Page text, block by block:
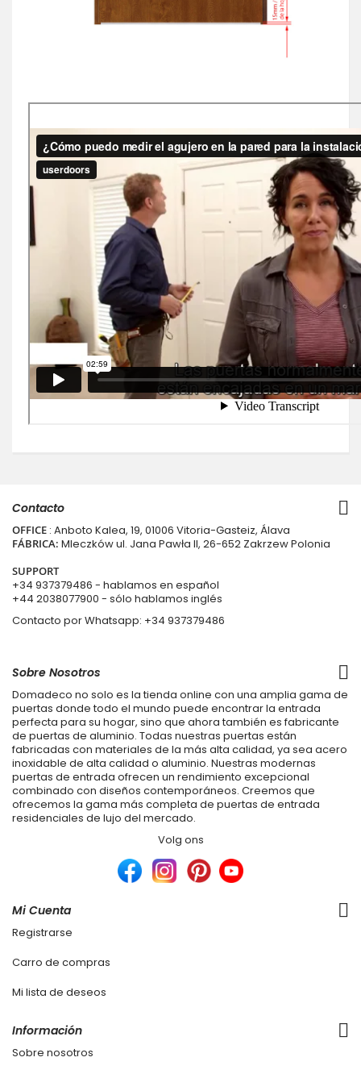
Contacto
OFFICE : Anboto Kalea, 19, 01006 Vitoria-Gasteiz, Álava
FÁBRICA: Mleczków ul. Jana Pawła II, 26-652 Zakrzew Polonia
SUPPORT
+34 937379486 - hablamos en español
+44 2038077900 - sólo hablamos inglés
Contacto por Whatsapp: +34 937379486
Sobre Nosotros
Domadeco no solo es la tienda online con una amplia gama de
puertas donde todo el mundo puede encontrar la entrada
perfecta para su hogar, sino que ahora también es fabricante
de puertas de aluminio. Todas nuestras puertas están
fabricadas con materiales de la más alta calidad, ya sea acero
inoxidable de alta calidad o aluminio. Nuestras modernas
puertas de entrada ofrecen un rendimiento excepcional
combinado con diseños contemporáneos. Creemos que
ofrecemos la gama más completa de puertas de entrada
residenciales de lujo del mercado.
Volg ons
Mi Cuenta
Registrarse
Carro de compras
Mi lista de deseos
Información
Sobre nosotros